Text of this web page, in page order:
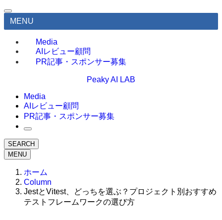
MENU
Media
AIレビュー顧問
PR記事・スポンサー募集
Peaky AI LAB
Media
AIレビュー顧問
PR記事・スポンサー募集
SEARCH
MENU
ホーム
Column
JestとVitest、どっちを選ぶ？プロジェクト別おすすめ
テストフレームワークの選び方